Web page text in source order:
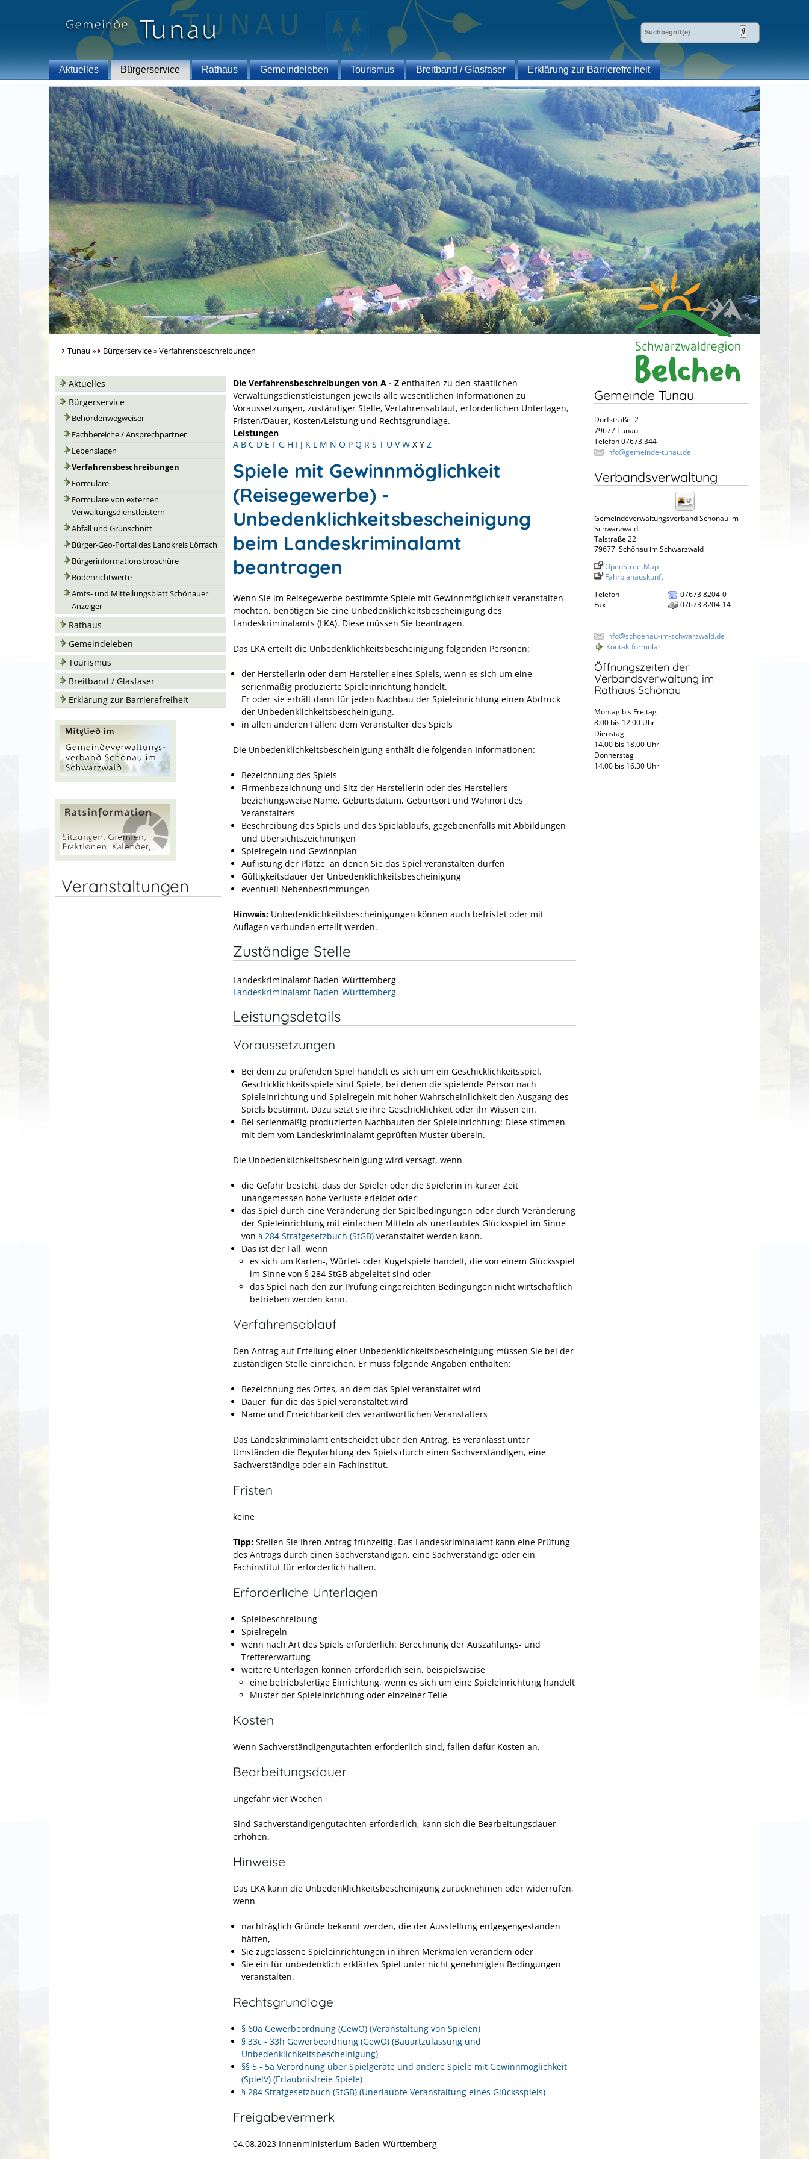
Aktuelles Bürgerservice Rathaus Gemeindeleben Tourismus Breitband / Glasfaser Erklärung zur Barrierefreiheit
Tunau » Bürgerservice»Verfahrensbeschreibungen
Aktuelles
Bürgerservice
Behördenwegweiser
Fachbereiche / Ansprechpartner
Lebenslagen
Verfahrensbeschreibungen
Formulare
Formulare von externen
Verwaltungsdienstleistern
Abfall und Grünschnitt
Bürger-Geo-Portal des Landkreis Lörrach
Bürgerinformationsbroschüre
Bodenrichtwerte
Amts- und Mitteilungsblatt Schönauer
Anzeiger
Rathaus
Gemeindeleben
Tourismus
Breitband / Glasfaser
Erklärung zur Barrierefreiheit
Veranstaltungen
Die Verfahrensbeschreibungen von A - Z enthalten zu den staatlichen
Verwaltungsdienstleistungen jeweils alle wesentlichen Informationen zu
Voraussetzungen, zuständiger Stelle, Verfahrensablauf, erforderlichen Unterlagen,
Fristen/Dauer, Kosten/Leistung und Rechtsgrundlage.
Leistungen
A B C D E F G H I J K L M N O P Q R S T U V W X Y Z
Spiele mit Gewinnmöglichkeit
(Reisegewerbe) -
Unbedenklichkeitsbescheinigung
beim Landeskriminalamt
beantragen
Wenn Sie im Reisegewerbe bestimmte Spiele mit Gewinnmöglichkeit veranstalten
möchten, benötigen Sie eine Unbedenklichkeitsbescheinigung des
Landeskriminalamts (LKA). Diese müssen Sie beantragen.
Das LKA erteilt die Unbedenklichkeitsbescheinigung folgenden Personen:
der Herstellerin oder dem Hersteller eines Spiels, wenn es sich um eine
serienmäßig produzierte Spieleinrichtung handelt.
Er oder sie erhält dann für jeden Nachbau der Spieleinrichtung einen Abdruck
der Unbedenklichkeitsbescheinigung.
in allen anderen Fällen: dem Veranstalter des Spiels
Die Unbedenklichkeitsbescheinigung enthält die folgenden Informationen:
Bezeichnung des Spiels
Firmenbezeichnung und Sitz der Herstellerin oder des Herstellers
beziehungsweise Name, Geburtsdatum, Geburtsort und Wohnort des
Veranstalters
Beschreibung des Spiels und des Spielablaufs, gegebenenfalls mit Abbildungen
und Übersichtszeichnungen
Spielregeln und Gewinnplan
Auflistung der Plätze, an denen Sie das Spiel veranstalten dürfen
Gültigkeitsdauer der Unbedenklichkeitsbescheinigung
eventuell Nebenbestimmungen
Hinweis: Unbedenklichkeitsbescheinigungen können auch befristet oder mit
Auflagen verbunden erteilt werden.
Zuständige Stelle
Landeskriminalamt Baden-Württemberg
Landeskriminalamt Baden-Württemberg
Leistungsdetails
Voraussetzungen
Bei dem zu prüfenden Spiel handelt es sich um ein Geschicklichkeitsspiel.
Geschicklichkeitsspiele sind Spiele, bei denen die spielende Person nach
Spieleinrichtung und Spielregeln mit hoher Wahrscheinlichkeit den Ausgang des
Spiels bestimmt. Dazu setzt sie ihre Geschicklichkeit oder ihr Wissen ein.
Bei serienmäßig produzierten Nachbauten der Spieleinrichtung: Diese stimmen
mit dem vom Landeskriminalamt geprüften Muster überein.
Die Unbedenklichkeitsbescheinigung wird versagt, wenn
die Gefahr besteht, dass der Spieler oder die Spielerin in kurzer Zeit
unangemessen hohe Verluste erleidet oder
das Spiel durch eine Veränderung der Spielbedingungen oder durch Veränderung
der Spieleinrichtung mit einfachen Mitteln als unerlaubtes Glücksspiel im Sinne
von § 284 Strafgesetzbuch (StGB) veranstaltet werden kann.
Das ist der Fall, wenn
es sich um Karten-, Würfel- oder Kugelspiele handelt, die von einem Glücksspiel
im Sinne von § 284 StGB abgeleitet sind oder
das Spiel nach den zur Prüfung eingereichten Bedingungen nicht wirtschaftlich
betrieben werden kann.
Verfahrensablauf
Den Antrag auf Erteilung einer Unbedenklichkeitsbescheinigung müssen Sie bei der
zuständigen Stelle einreichen. Er muss folgende Angaben enthalten:
Bezeichnung des Ortes, an dem das Spiel veranstaltet wird
Dauer, für die das Spiel veranstaltet wird
Name und Erreichbarkeit des verantwortlichen Veranstalters
Das Landeskriminalamt entscheidet über den Antrag. Es veranlasst unter
Umständen die Begutachtung des Spiels durch einen Sachverständigen, eine
Sachverständige oder ein Fachinstitut.
Fristen
keine
Tipp: Stellen Sie Ihren Antrag frühzeitig. Das Landeskriminalamt kann eine Prüfung
des Antrags durch einen Sachverständigen, eine Sachverständige oder ein
Fachinstitut für erforderlich halten.
Erforderliche Unterlagen
Spielbeschreibung
Spielregeln
wenn nach Art des Spiels erforderlich: Berechnung der Auszahlungs- und
Treffererwartung
weitere Unterlagen können erforderlich sein, beispielsweise
eine betriebsfertige Einrichtung, wenn es sich um eine Spieleinrichtung handelt
Muster der Spieleinrichtung oder einzelner Teile
Kosten
Wenn Sachverständigengutachten erforderlich sind, fallen dafür Kosten an.
Bearbeitungsdauer
ungefähr vier Wochen
Sind Sachverständigengutachten erforderlich, kann sich die Bearbeitungsdauer
erhöhen.
Hinweise
Das LKA kann die Unbedenklichkeitsbescheinigung zurücknehmen oder widerrufen,
wenn
nachträglich Gründe bekannt werden, die der Ausstellung entgegengestanden
hätten,
Sie zugelassene Spieleinrichtungen in ihren Merkmalen verändern oder
Sie ein für unbedenklich erklärtes Spiel unter nicht genehmigten Bedingungen
veranstalten.
Rechtsgrundlage
§ 60a Gewerbeordnung (GewO) (Veranstaltung von Spielen)
§ 33c - 33h Gewerbeordnung (GewO) (Bauartzulassung und
Unbedenklichkeitsbescheinigung)
§§ 5 - 5a Verordnung über Spielgeräte und andere Spiele mit Gewinnmöglichkeit
(SpielV) (Erlaubnisfreie Spiele)
§ 284 Strafgesetzbuch (StGB) (Unerlaubte Veranstaltung eines Glücksspiels)
Freigabevermerk
04.08.2023 Innenministerium Baden-Württemberg
Gemeinde Tunau
Dorfstraße 2
79677 Tunau
Telefon 07673 344
info@gemeinde-tunau.de
Verbandsverwaltung
Gemeindeverwaltungsverband Schönau im
Schwarzwald
Talstraße 22
79677 Schönau im Schwarzwald
OpenStreetMap
Fahrplanauskunft
Telefon
07673 8204-0
Fax
07673 8204-14
info@schoenau-im-schwarzwald.de
Kontaktformular
Öffnungszeiten der
Verbandsverwaltung im
Rathaus Schönau
Montag bis Freitag
8.00 bis 12.00 Uhr
Dienstag
14.00 bis 18.00 Uhr
Donnerstag
14.00 bis 16.30 Uhr